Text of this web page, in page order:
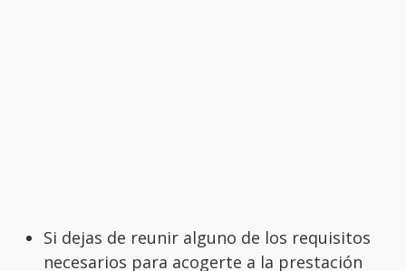
Si dejas de reunir alguno de los requisitos
necesarios para acogerte a la prestación